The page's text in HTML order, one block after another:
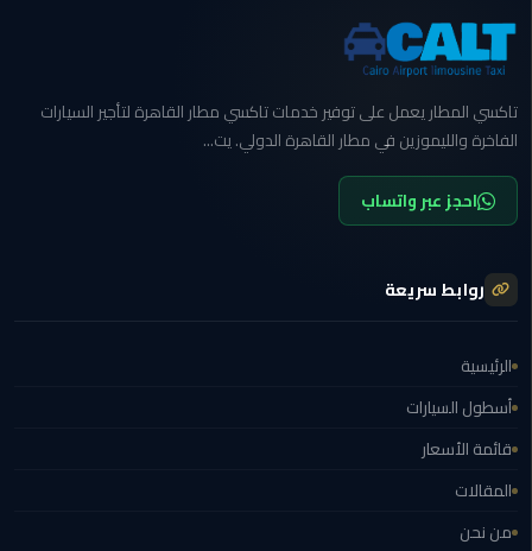
ليموزين
ليموزين
مرسيدس
أسعار
توصيل
برج
العرب
اسعار
ليموزين
من
مطار
القاهرة
الي
الاسكندرية
تاكسي المطار يعمل على توفير خدمات تاكسي مطار القاهرة لتأجير السيارات
الفاخرة والليموزين في مطار القاهرة الدولي. يت...
احجز عبر واتساب
روابط سريعة
الرئيسية
أسطول السيارات
قائمة الأسعار
المقالات
من نحن